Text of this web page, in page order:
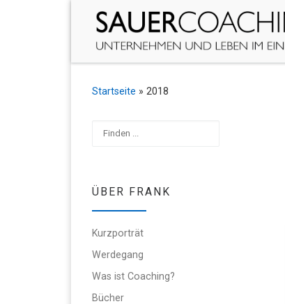
Zum Inhalt springen
Startseite » 2018
ÜBER FRANK
Kurzporträt
Werdegang
Was ist Coaching?
Bücher